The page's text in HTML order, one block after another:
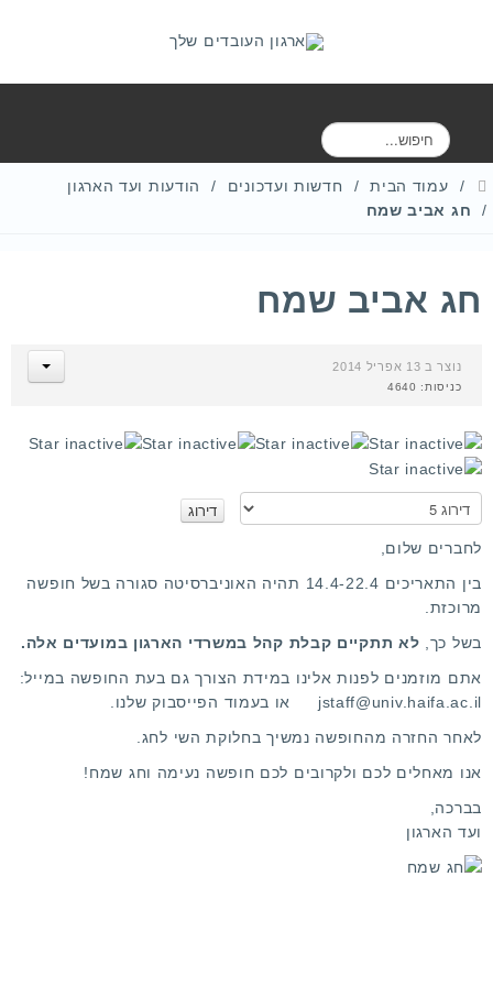
ח
י
ש
עמוד הבית חדשות ועדכונים
הודעות ועד הארגון
חג אביב שמח
חג אביב שמח
נוצר ב 13 אפריל 2014
כניסות: 4640
נ
א
ר
ג
לחברים שלום,
בין התאריכים 14.4-22.4 תהיה האוניברסיטה סגורה בשל חופשה
מרוכזת.
בשל כך, לא תתקיים קבלת קהל במשרדי הארגון במועדים אלה.
אתם מוזמנים לפנות אלינו במידת הצורך גם בעת החופשה במייל:
jstaff@univ.haifa.ac.il
או בעמוד הפייסבוקשלנו.
לאחר החזרה מהחופשה נמשיך בחלוקת השי לחג.
אנו מאחלים לכם ולקרובים לכם חופשה נעימה וחג שמח!
בברכה,
ועד הארגון